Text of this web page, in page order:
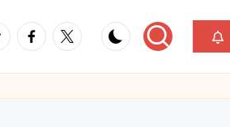
Facebook
Twitter